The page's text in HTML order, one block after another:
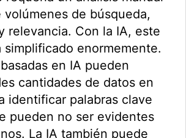
de búsqueda,
relevancia. Con la IA, este
simplificado enormemente.
en IA pueden
cantidades de datos en
identificar palabras clave
pueden no ser evidentes
La IA también puede